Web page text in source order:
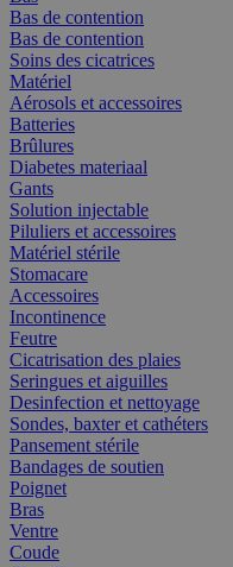
Bas de contention
Bas de contention
Soins des cicatrices
Matériel
Aérosols et accessoires
Batteries
Brûlures
Diabetes materiaal
Gants
Solution injectable
Piluliers et accessoires
Matériel stérile
Stomacare
Accessoires
Incontinence
Feutre
Cicatrisation des plaies
Seringues et aiguilles
Desinfection et nettoyage
Sondes, baxter et cathéters
Pansement stérile
Bandages de soutien
Poignet
Bras
Ventre
Coude